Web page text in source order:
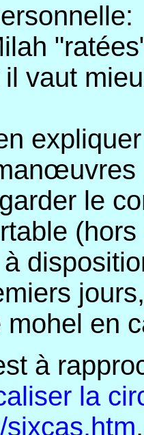
vaut
le
en
à
la